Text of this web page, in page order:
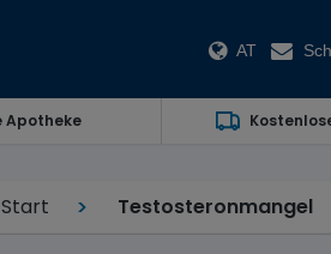
AT
Apotheke
Start Testosteronmangel